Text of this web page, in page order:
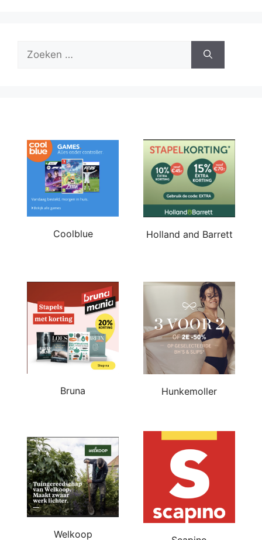
naar:
Coolblue Holland and Barrett
Bruna Hunkemoller
Welkoop